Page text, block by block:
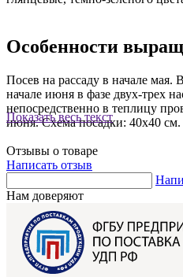
Показать весь текст
Особенности
Посев на рассаду в начале мая.
начале июня в фазе двух-трех
непосредственно в теплицу
июня. Схема посадки: 40х40 см.
Отзывы о товаре
Написать отзыв
Нам доверяют